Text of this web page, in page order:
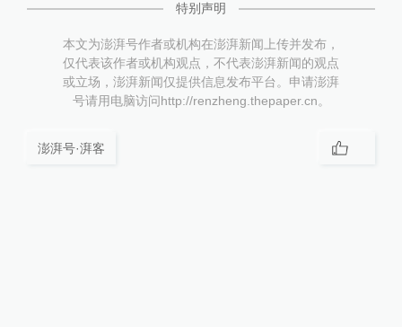
特别声明
本文为澎湃号作者或机构在澎湃新闻上传并发布，
仅代表该作者或机构观点，不代表澎湃新闻的观点
或立场，澎湃新闻仅提供信息发布平台。申请澎湃
号请用电脑访问http://renzheng.thepaper.cn。
澎湃号·湃客